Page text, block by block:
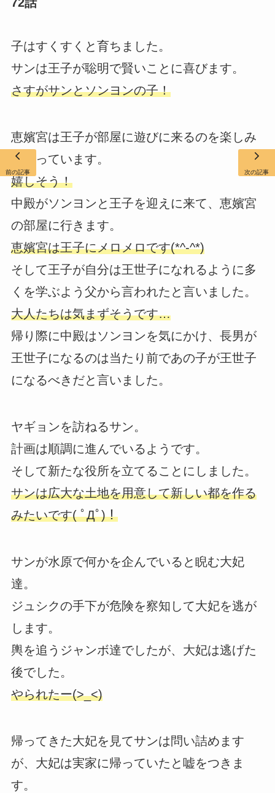
子はすくすくと育ちました。
サンは王子が聡明で賢いことに喜びます。
さすがサンとソンヨンの子！
恵嬪宮は王子が部屋に遊びに来るのを楽しみ
に待っています。
嬉しそう！
中殿がソンヨンと王子を迎えに来て、恵嬪宮
の部屋に行きます。
恵嬪宮は王子にメロメロです(*^-^*)
そして王子が自分は王世子になれるように多
くを学ぶよう父から言われたと言いました。
大人たちは気まずそうです…
帰り際に中殿はソンヨンを気にかけ、長男が
王世子になるのは当たり前であの子が王世子
になるべきだと言いました。
ヤギョンを訪ねるサン。
計画は順調に進んでいるようです。
そして新たな役所を立てることにしました。
サンは広大な土地を用意して新しい都を作る
みたいです( ﾟДﾟ)！
サンが水原で何かを企んでいると睨む大妃
達。
ジュシクの手下が危険を察知して大妃を逃が
します。
輿を追うジャンボ達でしたが、大妃は逃げた
後でした。
やられたー(>_<)
帰ってきた大妃を見てサンは問い詰めます
が、大妃は実家に帰っていたと嘘をつきま
す。
前の記事 次の記事